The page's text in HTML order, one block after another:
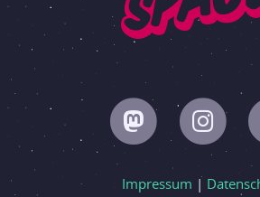
Impressum |